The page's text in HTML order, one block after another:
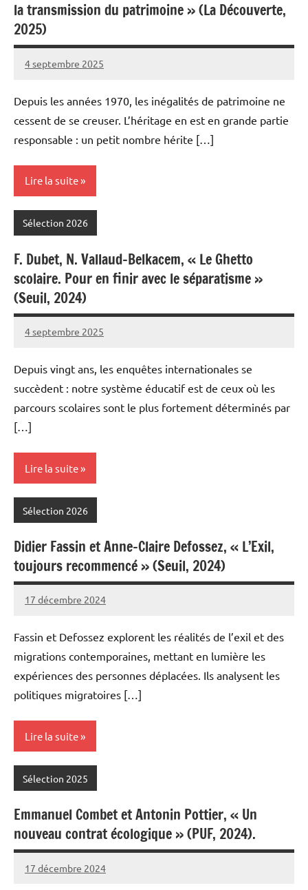
la transmission du patrimoine » (La Découverte,
2025)
4 septembre 2025
Fabien
4
Depuis les années 1970, les inégalités de patrimoine ne
cessent de se creuser. L’héritage en est en grande partie
responsable : un petit nombre hérite […]
Lire la suite
Sélection 2026
F. Dubet, N. Vallaud-Belkacem, « Le Ghetto
scolaire. Pour en finir avec le séparatisme »
(Seuil, 2024)
4 septembre 2025
Fabien
3
Depuis vingt ans, les enquêtes internationales se
succèdent : notre système éducatif est de ceux où les
parcours scolaires sont le plus fortement déterminés par
[…]
Lire la suite
Sélection 2026
Didier Fassin et Anne-Claire Defossez, « L’Exil,
toujours recommencé » (Seuil, 2024)
17 décembre 2024
Fabien
6
Fassin et Defossez explorent les réalités de l’exil et des
migrations contemporaines, mettant en lumière les
expériences des personnes déplacées. Ils analysent les
politiques migratoires […]
Lire la suite
Sélection 2025
Emmanuel Combet et Antonin Pottier, « Un
nouveau contrat écologique » (PUF, 2024).
17 décembre 2024
Fabien
6